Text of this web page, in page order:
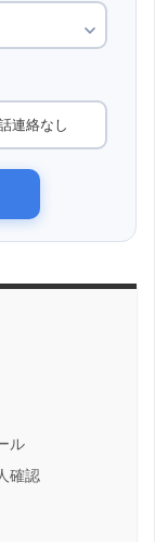
連絡なし
ル
確認